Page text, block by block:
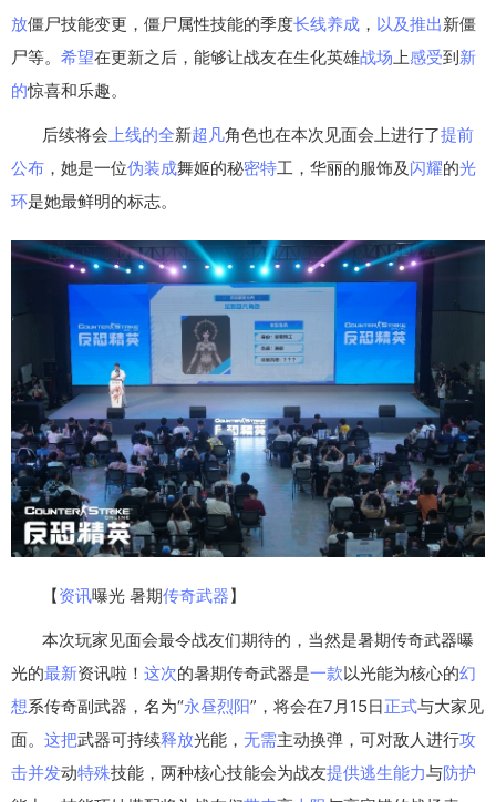
放僵尸技能变更，僵尸属性技能的季度长线养成 ， 以及推出新僵
尸等。 希望在更新之后，能够让战友在生化英雄战场上感受到 新
的惊喜和乐趣。
后续将会上线的全新超凡角色也在本次见面会上进行了提前
公布 ，她是一位伪装成舞姬的秘密特工，华丽的服饰及 闪耀的光
环是她最鲜明的标志。
【资讯曝光 暑期传奇武器】
本次玩家见面会最令战友们期待的，当然是暑期传奇武器曝
光的最新资讯啦！ 这次的暑期传奇武器是一款以光能为核心的幻
想系传奇副武器，名为“永昼烈阳”，将会在7月15日正式与大家见
面。 这把武器可持续释放光能， 无需主动换弹，可对敌人进行攻
击并发动特殊技能，两种核心技能会为战友提供逃生能力与防护